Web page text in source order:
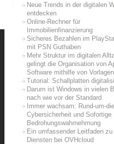
Neue Trends in der digitalen
entdecken
Online-Rechner für
Immobilienfinanzierung
Sicheres Bezahlen im
mit PSN Guthaben
Mehr Struktur im digitalen
gelingt die Organisation von
Software mithilfe von Vorlagen
Tutorial: Schallplatten
Darum ist Windows in vielen
nach wie vor der Standard
Immer wachsam: Rund-um-
Cybersicherheit und Sofortige
Bedrohungswahrnehmung
Ein umfassender Leitfaden
Diensten bei OVHcloud